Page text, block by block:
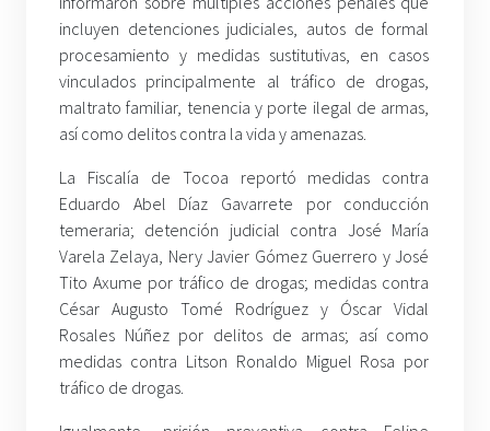
incluyen detenciones judiciales, autos de formal
procesamiento y medidas sustitutivas, en casos
vinculados principalmente al tráfico de drogas,
maltrato familiar, tenencia y porte ilegal de armas,
así como delitos contra la vida y amenazas.
La Fiscalía de Tocoa reportó medidas contra
Eduardo Abel Díaz Gavarrete por conducción
temeraria; detención judicial contra José María
Varela Zelaya, Nery Javier Gómez Guerrero y José
Tito Axume por tráfico de drogas; medidas contra
César Augusto Tomé Rodríguez y Óscar Vidal
Rosales Núñez por delitos de armas; así como
medidas contra Litson Ronaldo Miguel Rosa por
tráfico de drogas.